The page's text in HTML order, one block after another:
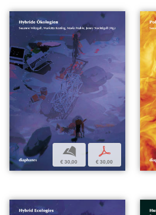
b
€ 30,00
p
€ 30,00